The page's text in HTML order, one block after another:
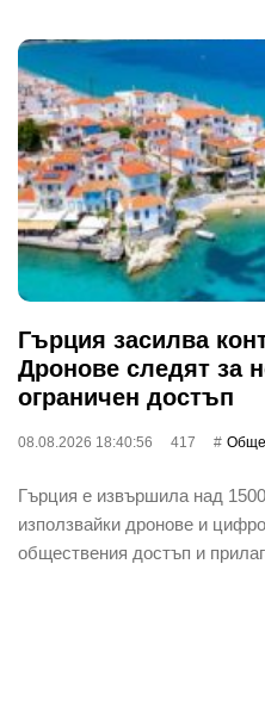
Гърция засилва
Дронове следят за
ограничен достъп
08.08.2026 18:40:56 417
Гърция е извършила над
използвайки дронове и
обществения достъп и